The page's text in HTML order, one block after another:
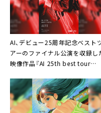
AI、デビュー25周年記念ベスト
アーのファイナル公演を収録し
映像作品『AI 25th best tour